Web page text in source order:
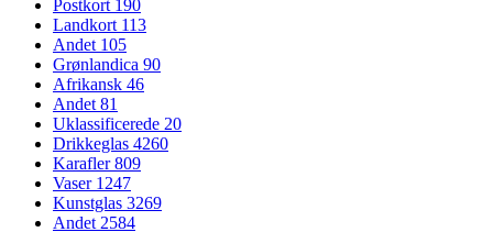
Postkort 190
Landkort 113
Andet 105
Grønlandica 90
Afrikansk 46
Andet 81
Uklassificerede 20
Drikkeglas 4260
Karafler809
Vaser 1247
Kunstglas 3269
Andet 2584